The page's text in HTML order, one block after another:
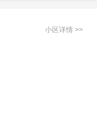
小区详情 >>